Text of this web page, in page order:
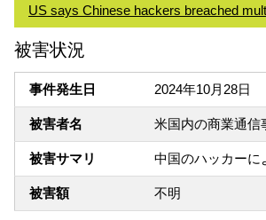
US says Chinese hackers breached
被害状況
事件発生日 2024年10月28日
被害者名 米国内の商業通信
被害サマリ 中国のハッカーに
被害額 不明